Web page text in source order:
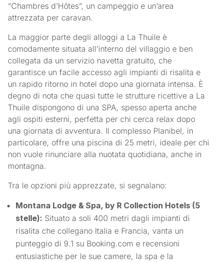
“Chambres d’Hôtes”, un campeggio e un’area
attrezzata per caravan.
La maggior parte degli alloggi a La Thuile è
comodamente situata all’interno del villaggio e ben
collegata da un servizio navetta gratuito, che
garantisce un facile accesso agli impianti di risalita e
un rapido ritorno in hotel dopo una giornata intensa. È
degno di nota che quasi tutte le strutture ricettive a La
Thuile dispongono di una SPA, spesso aperta anche
agli ospiti esterni, perfetta per chi cerca relax dopo
una giornata di avventura. Il complesso Planibel, in
particolare, offre una piscina di 25 metri, ideale per chi
non vuole rinunciare alla nuotata quotidiana, anche in
montagna.
Tra le opzioni più apprezzate, si segnalano:
Montana Lodge & Spa, by R Collection Hotels (5
stelle): Situato a soli 400 metri dagli impianti di
risalita che collegano Italia e Francia, vanta un
punteggio di 9.1 su Booking.com e recensioni
entusiastiche per le sue camere, la spa e la